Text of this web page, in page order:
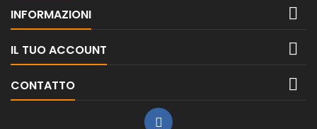
INFORMAZIONI 
IL TUO ACCOUNT 
CONTATTO 